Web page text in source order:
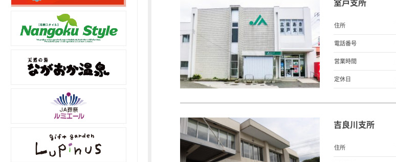
室戸支所
住所
電話番号
営業時間
定休日
吉良川支所
住所